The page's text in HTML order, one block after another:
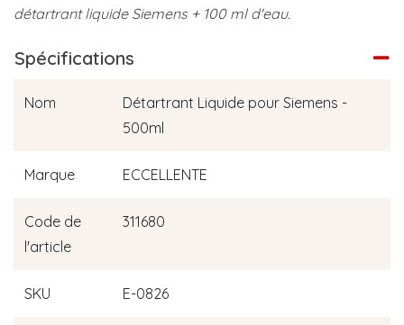
détartrant liquide Siemens + 100 ml d'eau.
Spécifications
Nom
Détartrant Liquide pour Siemens -
500ml
Marque ECCELLENTE
Code de
l'article
311680
SKU E-0826